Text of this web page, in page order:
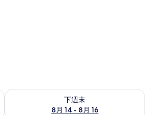
下週末
8月 14 - 8月 16
查看下週末 (8月 14 - 8月 16) 的供應情況